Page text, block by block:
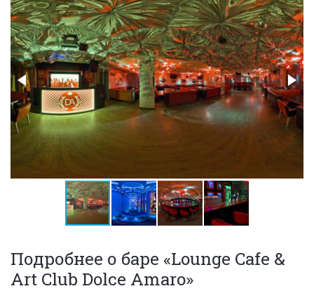
Подробнее о баре «Lounge Cafe &
Art Club Dolce Amaro»